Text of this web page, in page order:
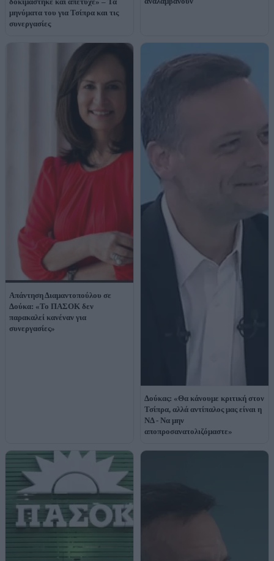
μηνύματα του για Τσίπρα και τις
συνεργασίες
Απάντηση Διαμαντοπούλου σε
Δούκα: «Το ΠΑΣΟΚ δεν
παρακαλεί κανέναν για
συνεργασίες»
Δούκας: «Θα κάνουμε κριτική στον
Τσίπρα, αλλά αντίπαλος μας είναι η
ΝΔ - Να μην
αποπροσανατολιζόμαστε»